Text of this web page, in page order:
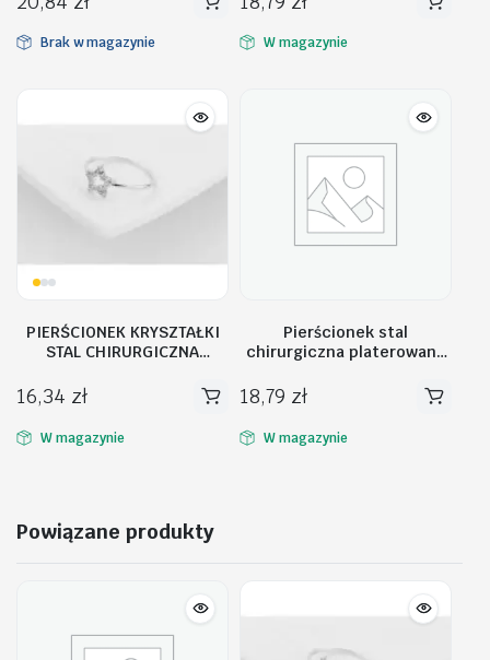
Brak w magazynie W magazynie
PIERŚCIONEK KRYSZTAŁKI
STAL CHIRURGICZNA
pierścionków: US7 EU14
16,34 zł
W magazynie
Pierścionek stal
chirurgiczna platerowana
pierścionków: US7 EU14
18,79 zł
W magazynie
Powiązane produkty